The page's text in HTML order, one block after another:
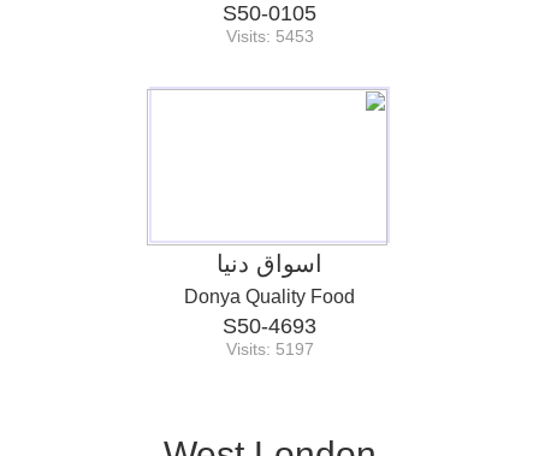
S50-0105
Visits: 5453
اسواق دنيا
Donya Quality Food
S50-4693
Visits: 5197